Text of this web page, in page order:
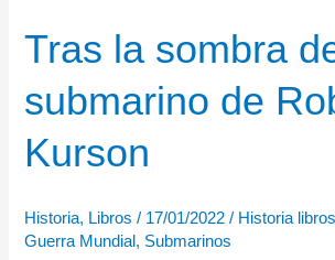
MIGUEL
CAMPOS
Tras la sombra
submarino de
Kurson
Historia, Libros / 17/01/2022/ Historia libros
Guerra Mundial , Submarinos